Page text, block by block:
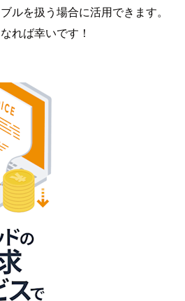
ルを扱う場合に活用できます。
れば幸いです！